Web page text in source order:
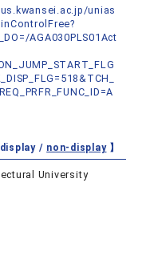
unias
AGA030PLS01Act
display / non-display】
University